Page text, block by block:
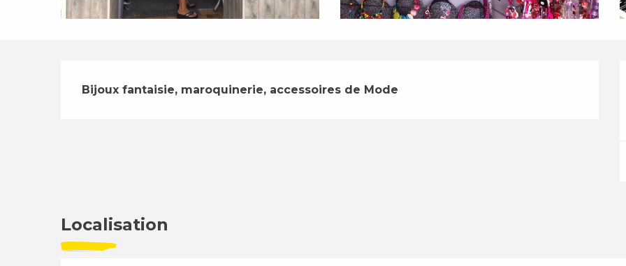
Description
Bijoux fantaisie, maroquinerie, accessoires de Mode
Localisation